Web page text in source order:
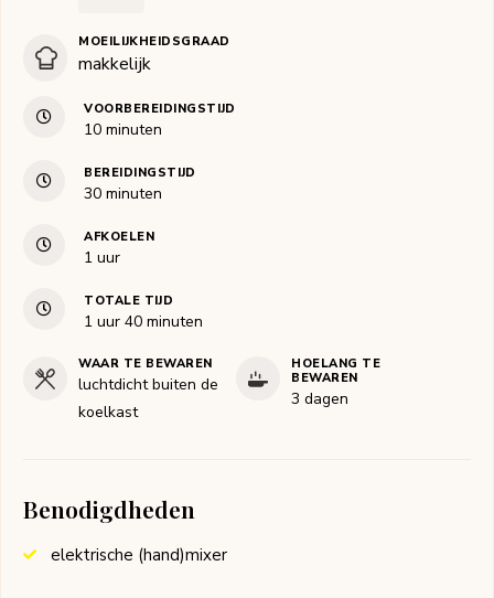
MOEILIJKHEIDSGRAAD
makkelijk
VOORBEREIDINGSTIJD
10minuten
minuten
BEREIDINGSTIJD
30minuten
minuten
AFKOELEN
1 uur
uur
TOTALE TIJD
1 uur
uur 40minuten
minuten
WAAR TE BEWAREN
luchtdicht buiten de
koelkast
HOELANG TE
BEWAREN
3 dagen
Benodigdheden
elektrische (hand)mixer